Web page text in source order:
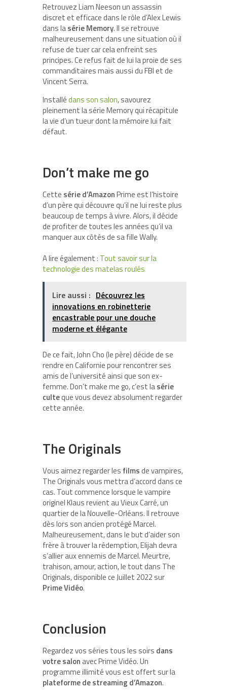
Retrouvez Liam Neeson un assassin
discret et efficace dans le rôle d’Alex Lewis
dans lasérie Memory. Il se retrouve
malheureusement dans une situation où il
refuse de tuer car cela enfreint ses
principes. Ce refus fait de lui la proie de ses
commanditaires mais aussi du FBI et de
Vincent Serra.
Installédans son salon, savourez
pleinement la série Memory qui récapitule
la vie d’un tueur dont la mémoire lui fait
défaut.
Don’t make me go
Cette série d’AmazonPrime est l’histoire
d’un père qui découvre qu’il ne lui reste plus
beaucoup de temps à vivre. Alors, il décide
de profiter de toutes les années qu’il va
manquer aux côtés de sa fille Wally.
A lire également : Tout savoir sur la
technologie des matelas roulés
Lire aussi : Découvrez les
innovations en robinetterie
encastrable pour une douche
moderne et élégante
De ce fait, John Cho (le père) décide de se
rendre en Californie pour rencontrer ses
amis de l’université ainsi que son ex-
femme. Don’t make me go, c’est lasérie
culteque vous devez absolument regarder
cette année.
The Originals
Vous aimez regarder les filmsde vampires,
The Originals vous mettra d’accord dans ce
cas. Tout commence lorsque le vampire
originel Klaus revient au Vieux Carré, un
quartier de la Nouvelle-Orléans. Il retrouve
dès lors son ancien protégé Marcel.
Malheureusement, dans le but d’aider son
frère à trouver la rédemption, Elijah devra
s’allier aux ennemis de Marcel. Meurtre,
trahison, amour, action, le tout dans The
Originals, disponible ce Juillet 2022 sur
Prime Vidéo.
Conclusion
Regardez vos séries tous les soirs dans
votre salon avec Prime Vidéo. Un
programme illimité vous est offert sur la
plateforme de streaming d’Amazon.